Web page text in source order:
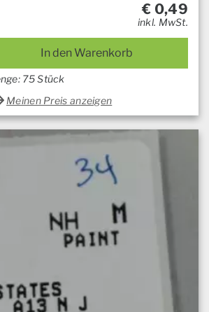
€ 0,49
inkl. MwSt.
In den Warenkorb
75 Stück
Meinen Preis anzeigen